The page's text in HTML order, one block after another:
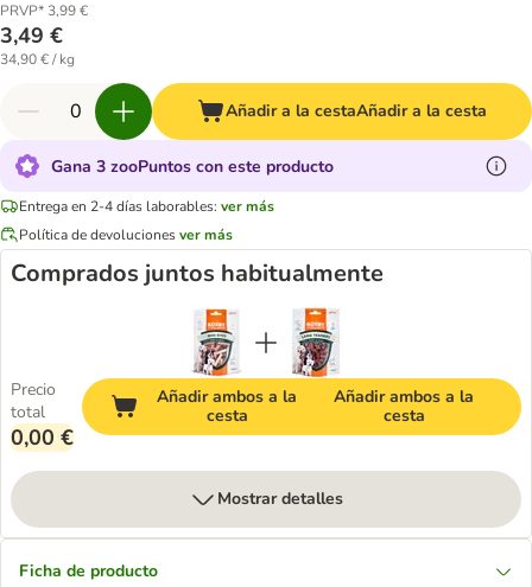
PRVP* 3,99 €
3,49 €
34,90 € / kg
Añadir a la cestaAñadir a la cesta
Gana 3 zooPuntos con este producto
Entrega en 2-4 días laborables: ver más
Política de devolucionesver más
Comprados juntos habitualmente
Precio
total
0,00 €
Añadir ambos a la
cesta
Añadir ambos a la
cesta
Mostrar detalles
Ficha de producto